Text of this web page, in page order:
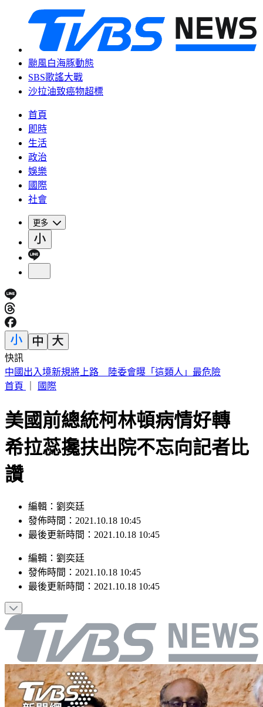
颱風白海豚動態
SBS歌謠大戰
沙拉油致癌物超標
首頁
即時
生活
政治
娛樂
國際
社會
更多
快訊
車禍後頭痛數月找嘸病因！吃止痛藥也沒用 醫揪這部位出問
題
美國前總統柯林頓病情好轉
希拉蕊攙扶出院不忘向記者比
讚
編輯：劉奕廷
發佈時間：2021.10.18 10:45
編輯：劉奕廷
發佈時間：2021.10.18 10:45